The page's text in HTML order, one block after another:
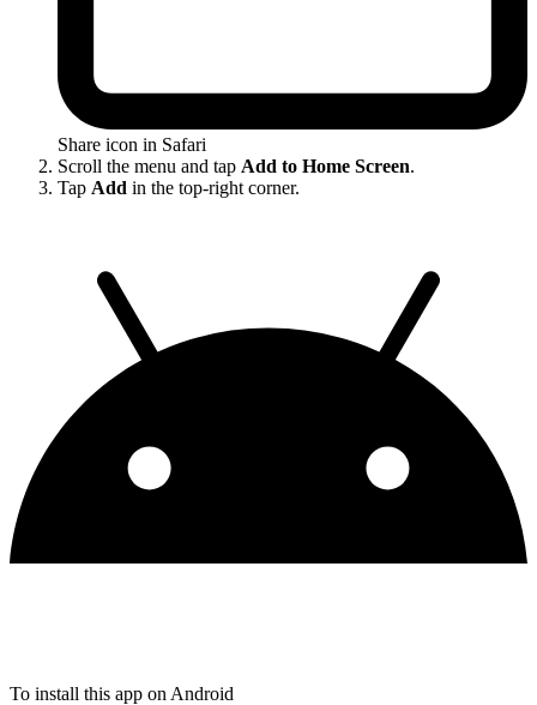
Share icon in Safari
Scroll the menu and tap Add to Home Screen.
Tap Add in the top-right corner.
To install this app on Android